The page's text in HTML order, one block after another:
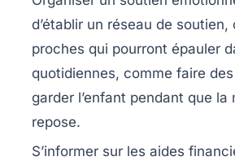
d’établir un réseau de
proches qui pourront épauler
quotidiennes, comme faire
garder l’enfant pendant que la
repose.
S’informer sur les aides